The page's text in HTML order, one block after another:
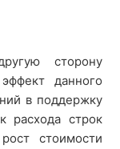
сторону
данного
в поддержку
расхода строк
стоимости